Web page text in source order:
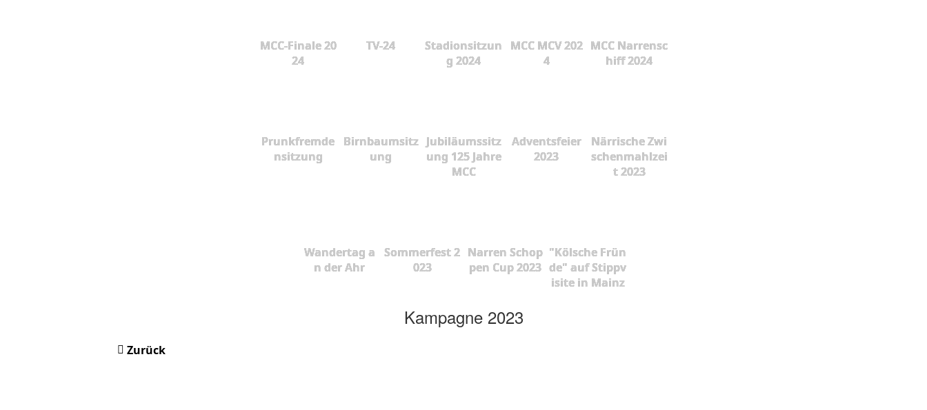
MCC-Finale 20
24
TV-24
Stadionsitzun
g 2024
MCC MCV 202
4
MCC Narrensc
hiff 2024
Prunkfremde
nsitzung
Birnbaumsitz
ung
Jubiläumssitz
ung 125 Jahre
MCC
Adventsfeier
2023
Närrische Zwi
schenmahlzei
t 2023
Wandertag a
n der Ahr
Sommerfest 2
023
Narren Schop
pen Cup 2023
"Kölsche Frün
de" auf Stippv
isite in Mainz
Kampagne 2023
Zurück